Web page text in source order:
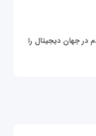
جهان دیجیتال را